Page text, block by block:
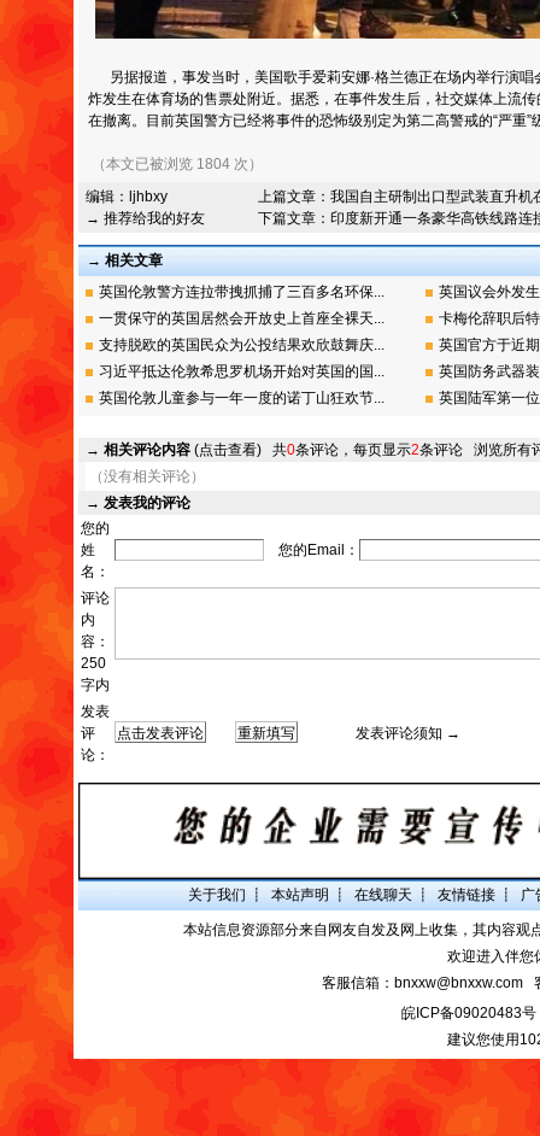
另据报道，事发当时，美国歌手爱莉安娜·格兰德正在场内举行演唱
炸发生在体育场的售票处附近。据悉，在事件发生后，社交媒体上流
在撤离。目前英国警方已经将事件的恐怖级别定为第二高警戒的“严重”
（本文已被浏览 1804 次）
编辑： ljhbxy
→ 推荐给我的好友
上篇文章： 我国自主研制出口型武装直升机
下篇文章： 印度新开通一条豪华高铁线路连
→ 相关文章
英国伦敦警方连拉带拽抓捕了三百多名环保...
英国议会外发
一贯保守的英国居然会开放史上首座全裸天...
卡梅伦辞职后
支持脱欧的英国民众为公投结果欢欣鼓舞庆...
英国官方于近
习近平抵达伦敦希思罗机场开始对英国的国...
英国防务武器
英国伦敦儿童参与一年一度的诺丁山狂欢节...
英国陆军第一
→ 相关评论内容 (点击查看) 共0条评论，每页显示2条评论 浏览所有
（没有相关评论）
→ 发表我的评论
您的
姓
名：
您的Email：
评论
内
容：
250
字内
发表
评
论：
发表评论须知 →
关于我们 ┋ 本站声明 ┋ 在线聊天 ┋ 友情链接 ┋ 广
本站信息资源部分来自网友自发及网上收集，其内容
欢迎进入伴您
客服信箱：bnxxw@bnxxw.com
皖ICP备09020483号
建议您使用